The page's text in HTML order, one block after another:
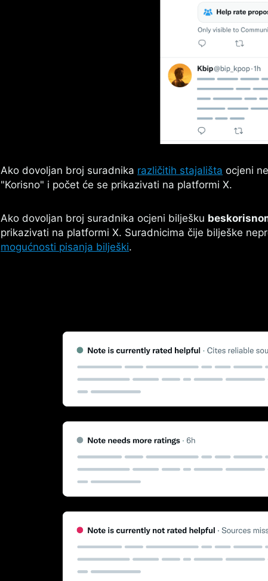
Ako dovoljan broj suradnika različitih stajališta ocjeni
"Korisno" i počet će se prikazivati na platformi X.
Ako dovoljan broj suradnika ocjeni bilješku
prikazivati na platformi X. Suradnicima čije bilješke
mogućnosti pisanja bilješki.